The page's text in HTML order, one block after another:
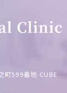
町599番地 CUBE